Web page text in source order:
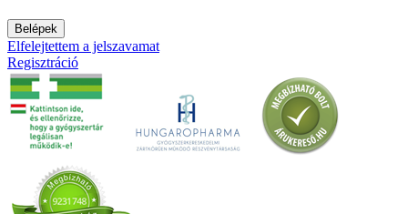
Belépek
Elfelejtettem a jelszavamat
Regisztráció